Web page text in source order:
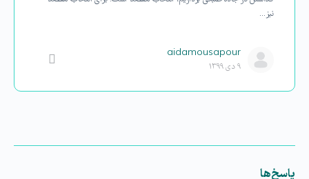
نیز…
aidamousapour
۹ دی ۱۳۹۹
پاسخ‌ها